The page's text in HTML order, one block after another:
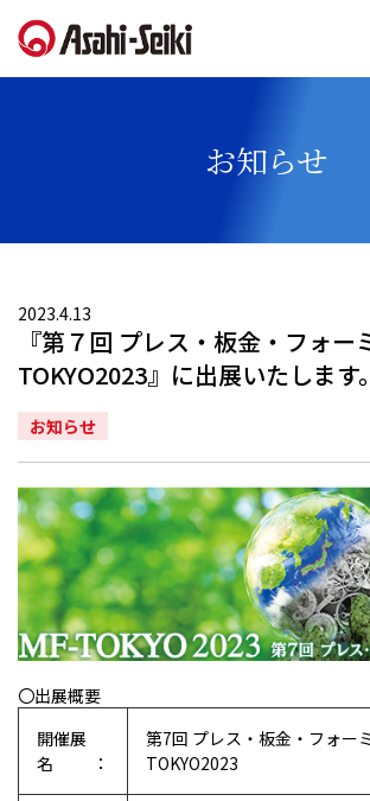
お知らせ
2023.4.13
『第７回 プレス・板金・フォー
TOKYO2023』に出展いたします。
お知らせ
〇出展概要
開催展
名：
第7回 プレス・板金・フォー
TOKYO2023